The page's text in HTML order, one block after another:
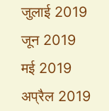
जुलाई 2019
जून 2019
मई 2019
अप्रैल 2019